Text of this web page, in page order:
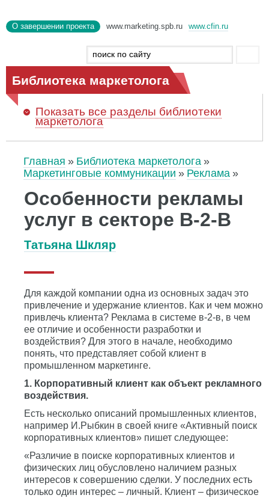
О завершении проекта www.marketing.spb.ru www.cfin.ru
Библиотека маркетолога
Показать все разделы библиотеки
маркетолога
Главная
Библиотека маркетолога
Маркетинговые коммуникации
Реклама
Особенности рекламы
услуг в секторе В-2-В
Татьяна Шкляр
Для каждой компании одна из основных задач это
привлечение и удержание клиентов. Как и чем можно
привлечь клиента? Реклама в системе в-2-в, в чем
ее отличие и особенности разработки и
воздействия? Для этого в начале, необходимо
понять, что представляет собой клиент в
промышленном маркетинге.
1. Корпоративный клиент как объект рекламного
воздействия.
Есть несколько описаний промышленных клиентов,
например И.Рыбкин в своей книге «Активный поиск
корпоративных клиентов» пишет следующее:
«Различие в поиске корпоративных клиентов и
физических лиц обусловлено наличием разных
интересов к совершению сделки. У последних есть
только один интерес – личный. Клиент – физическое